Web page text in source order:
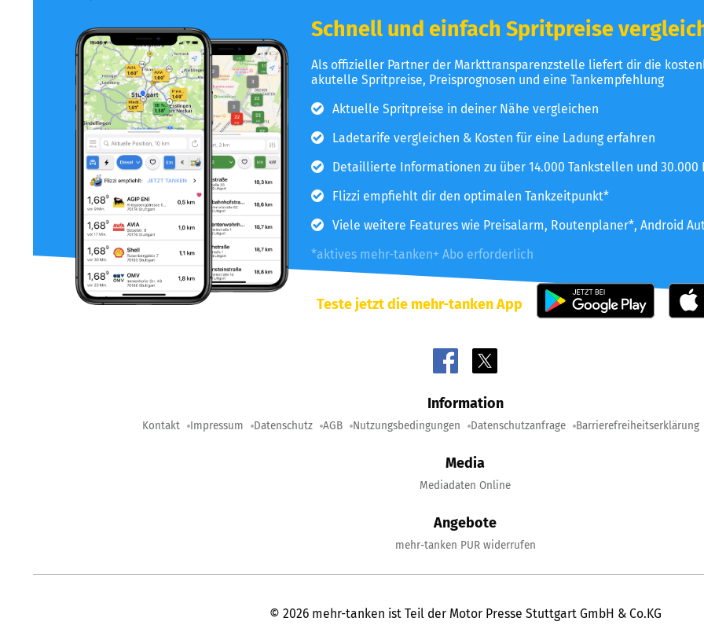
Schnell und einfach Spritpreise
Als offizieller Partner der Markttransparenzstelle liefert dir die
akutelle Spritpreise, Preisprognosen und eine Tankempfehlung
Aktuelle Spritpreise in deiner Nähe vergleichen
Ladetarife vergleichen & Kosten für eine Ladung erfahren
Detaillierte Informationen zu über 14.000 Tankstellen und 30.000
Flizzi empfiehlt dir den optimalen Tankzeitpunkt*
Viele weitere Features wie Preisalarm, Routenplaner*, Android
*aktives mehr-tanken+ Abo erforderlich
Teste jetzt die mehr-tanken App
Information
Kontakt Impressum Datenschutz AGB Nutzungsbedingungen Datenschutzanfrage Barrierefreiheitserklärung
Media
Mediadaten Online
Angebote
mehr-tanken PUR widerrufen
© 2026 mehr-tanken ist Teil der Motor Presse Stuttgart GmbH & Co.KG